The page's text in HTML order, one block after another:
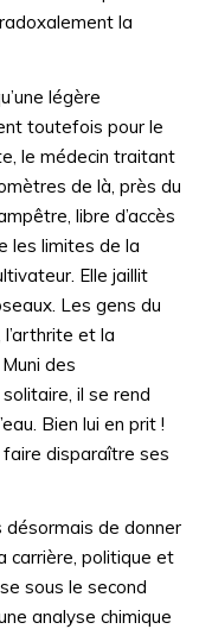
la
légère
toutefois pour le
le médecin traitant
de là, près du
libre d’accès
les limites de la
Elle jaillit
Les gens du
et la
des
il se rend
Bien lui en prit !
disparaître ses
désormais de donner
carrière, politique et
sous le second
analyse chimique